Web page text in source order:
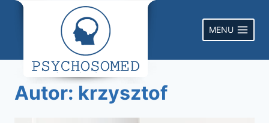
Przejdź
MENU
Autor: krzysztof